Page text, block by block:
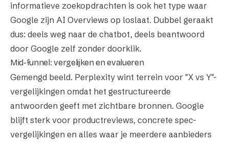
informatieve zoekopdrachten is ook het type waar
Google zijn AI Overviews op loslaat. Dubbel geraakt
dus: deels weg naar de chatbot, deels beantwoord
door Google zelf zonder doorklik.
Mid-funnel: vergelijken en evalueren
Gemengd beeld. Perplexity wint terrein voor "X vs Y"-
vergelijkingen omdat het gestructureerde
antwoorden geeft met zichtbare bronnen. Google
blijft sterk voor productreviews, concrete spec-
vergelijkingen en alles waar je meerdere aanbieders